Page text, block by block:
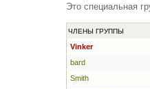
Это специальная
ЧЛЕНЫ ГРУППЫ
Vinker
bard
Smith